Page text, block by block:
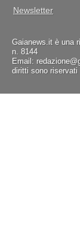
Newsletter
Gaianews.it è una
n. 8144
Email:
diritti sono riservati